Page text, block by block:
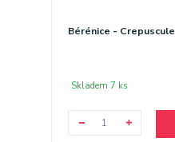
Bérénice - Crepuscule
Skladem 7 ks